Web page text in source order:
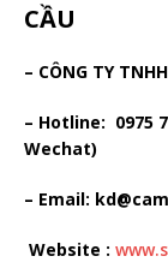
CẦU
– CÔNG TY
– Hotline: 0975
Wechat)
– Email:
Website :